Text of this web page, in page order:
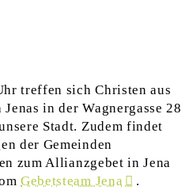
treffen sich Christen aus
in der Wagnergasse 28
Stadt. Zudem findet
der Gemeinden
zum Allianzgebet in Jena
Gebetsteam Jena .